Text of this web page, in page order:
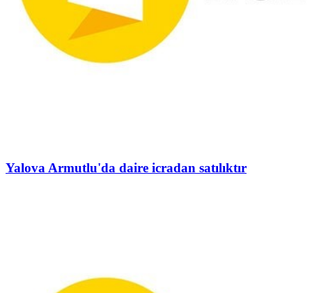
Yalova Armutlu'da daire icradan satılıktır